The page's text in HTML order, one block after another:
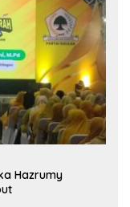
Hazrumy